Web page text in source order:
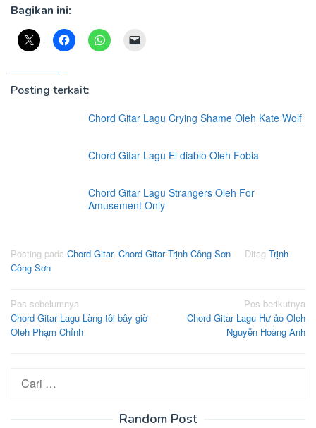
Bagikan ini:
Posting terkait:
Chord Gitar Lagu Crying Shame Oleh Kate Wolf
Chord Gitar Lagu El diablo Oleh Fobia
Chord Gitar Lagu Strangers Oleh For
Amusement Only
Posting pada Chord Gitar, Chord Gitar Trịnh Công Sơn Ditag Trịnh
Công Sơn
Navigasi
pos
Pos sebelumnya
Chord Gitar Lagu Làng tôi bây giờ
Oleh Phạm Chỉnh
Pos berikutnya
Chord Gitar Lagu Hư ảo Oleh
Nguyễn Hoàng Anh
Cari
untuk:
Random Post